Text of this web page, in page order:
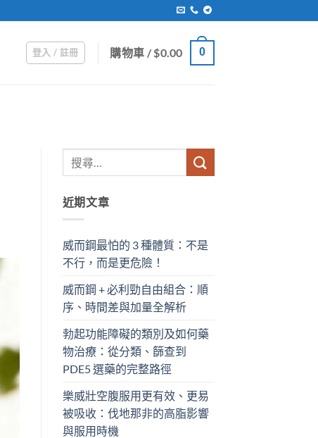
登入 / 註冊 購物車 /$0.00 0
近期文章
威而鋼最怕的 3 種體質：不是
不行，而是更危險！
威而鋼 + 必利勁自由組合：順
序、時間差與加量全解析
勃起功能障礙的類別及如何藥
物治療：從分類、篩查到
PDE5 選藥的完整路徑
樂威壯空腹服用更有效、更易
被吸收：伐地那非的高脂影響
與服用時機